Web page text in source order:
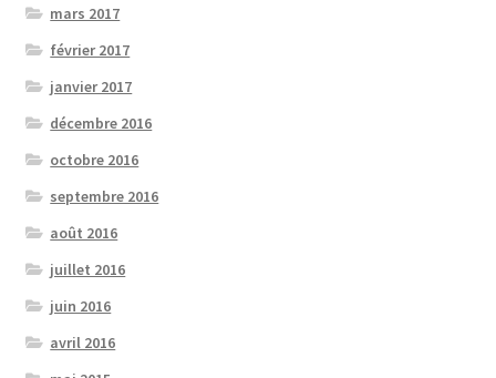
mars 2017
février 2017
janvier 2017
décembre 2016
octobre 2016
septembre 2016
août 2016
juillet 2016
juin 2016
avril 2016